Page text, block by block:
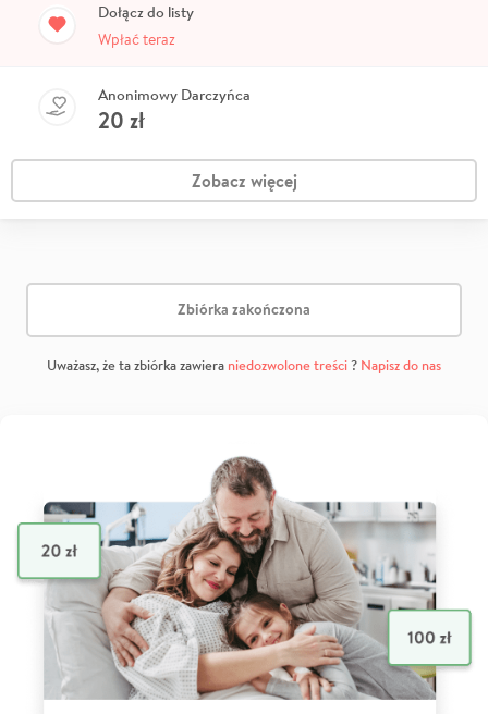
Dołącz do listy
Wpłać teraz
Anonimowy Darczyńca
20 zł
Zobacz więcej
Zbiórka zakończona
Uważasz, że ta zbiórka zawiera niedozwolone treści? Napisz do nas